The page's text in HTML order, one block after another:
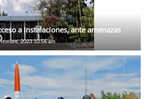
a instalaciones, ante amenazas
2023 10:56 am